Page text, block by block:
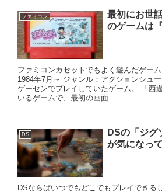
ファミコン
最初にお世
のゲームは
ファミコンカセットでもよく遊んだゲー
1984年7月～ ジャンル：アクションシュ
ゲーセンでプレイしていたゲーム。 「西
いるゲームで、最初の画面...
DS
DSの「ジグ
が気になっ
DSならばいつでもどこでもプレイできる